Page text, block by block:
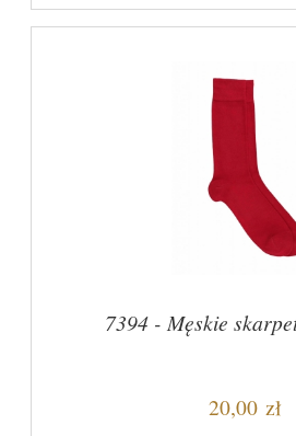
7394 - Męskie
20,00 zł